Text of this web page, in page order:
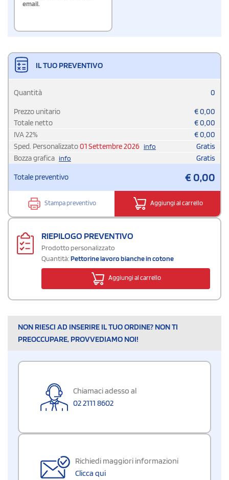
email.
IL TUO PREVENTIVO
Quantità 0
Prezzo unitario €0,00
Totale netto
€0,00
IVA22% €0,00
Sped. Personalizzato01 Settembre 2026 info
Gratis
Bozza grafica info Gratis
Totale preventivo €0,00
Stampa preventivo Aggiungi al carrello
RIEPILOGO PREVENTIVO
Prodotto personalizzato
Quantità:Pettorine lavoro bianche in cotone
Aggiungi al carrello
NON RIESCI AD INSERIRE IL TUO ORDINE? NON TI
PREOCCUPARE, PROVVEDIAMO NOI!
Chiamaci adesso al
02 2111 8602
Richiedi maggiori informazioni
Clicca qui